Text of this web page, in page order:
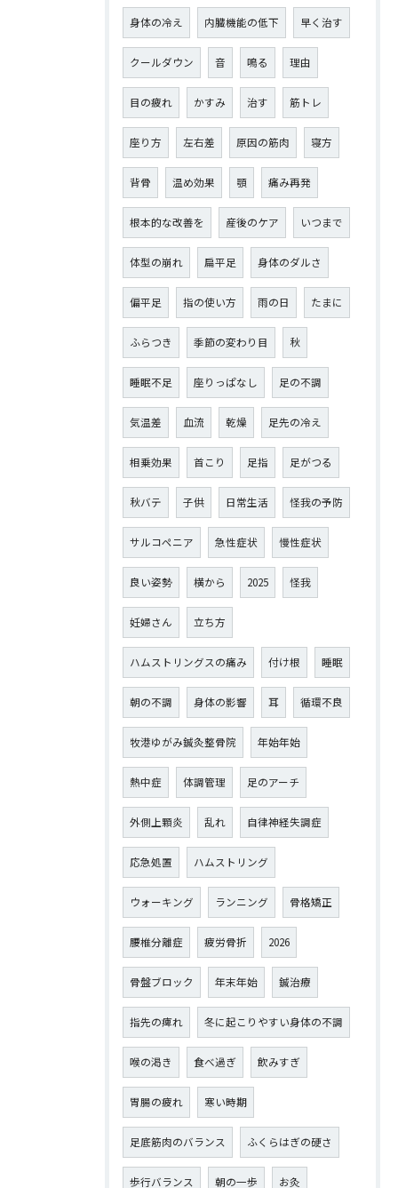
身体の冷え 内臓機能の低下 早く治す
クールダウン 音 鳴る 理由
目の疲れ かすみ 治す 筋トレ
座り方 左右差 原因の筋肉 寝方
背骨 温め効果 顎 痛み再発
根本的な改善を 産後のケア いつまで
体型の崩れ 扁平足 身体のダルさ
偏平足 指の使い方 雨の日 たまに
ふらつき 季節の変わり目 秋
睡眠不足 座りっぱなし 足の不調
気温差 血流 乾燥 足先の冷え
相乗効果 首こり 足指 足がつる
秋バテ 子供 日常生活 怪我の予防
サルコペニア 急性症状 慢性症状
良い姿勢 横から 2025 怪我
妊婦さん 立ち方
ハムストリングスの痛み 付け根 睡眠
朝の不調 身体の影響 耳 循環不良
牧港ゆがみ鍼灸整骨院 年始年始
熱中症 体調管理 足のアーチ
外側上顆炎 乱れ 自律神経失調症
応急処置 ハムストリング
ウォーキング ランニング 骨格矯正
腰椎分離症 疲労骨折 2026
骨盤ブロック 年末年始 鍼治療
指先の痺れ 冬に起こりやすい身体の不調
喉の渇き 食べ過ぎ 飲みすぎ
胃腸の疲れ 寒い時期
足底筋肉のバランス ふくらはぎの硬さ
歩行バランス 朝の一歩 お灸